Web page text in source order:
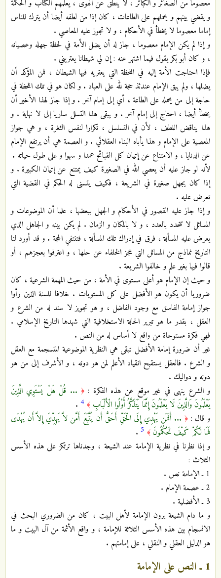
معصوما من الصغائر و الكبائر ، لا ينطق عن الهوى ، يعلمهم الكتاب و الحكمة
و يقضي بينهم و يحملهم على الطاعات ، كان إذا من لطفه أيضا أن يترك للناس
إماما معصوما لا يخطأ في الأحكام ، و لا تجوز عليه المعاصي .
و إذا لم يكن الإمام معصوما ، جاز له أن يضل الأمة في لحظة جهله وعصيانه
، و كان أبو بكر يقول فيما اشتهر عنه : إن لي شيطانا يعتريني .
فإذا احتاجت الأمة إليه في اللحظة التي يعتريه فيها الشيطان ، فمن المؤكد أن
يضلها ، ولم يبق الإمام عندئذ حجة لله على العباد . و لكان هو في تلك اللحظة في
حاجة إلى من يحمله على الطاعة ، أي إلى إمام آخر . و إذا جاز لهذا الأخير أن
يخطأ أيضا ، احتاج إلى إمام آخر . و يبقى هذا التسلل ساريا إلى لا نهاية . و
هذا يناقض اللطف ، لأن في التسلسل ، تكرارا لنفس الثغرة ، و هي جواز
المعصية على الإمام و هذا يأباه البناء العقلائي . و العصمة هي أن يرتفع الإمام
عن الدنايا ، و الامتناع عن إتيان كل القبائح عمدا و سهوا و على طول حياته .
لأنه لو جاز عليه أن يعصي الله في الصغيرة كيف يمتنع عن إتيان الكبيرة . و
إذا كان يجهل صغيرة في الشريعة ، فكيف يتسنى له الحكم في القضية التي
تعرض عليه .
و إذا جاز عليه القصور في الأحكام و الجهل ببعضها ، علما أن الموضوعات و
المسائل لا تتحدد بالعدد ، و لا بالمكان و الزمان . لم يكن بينه و الجاهل الذي
يعرض عليه المسألة ، فرق في إدراك تلك المسألة ، فتنتفي الحجة . و قد أورد لنا
التاريخ نماذج من المسائل التي عجز الخلفاء عن حلها ، و اعترفوا بعجزهم ، أو
قالوا فيها بغير علم و خالفوا الشريعة .
و حيث إن الإمام هو أعلى مستوى في الأمة ، من حيث المهمة الشرعية ، كان
ضروريا أن يكون هو الأفضل على كل المستويات . خلافا للسنة الذين رأوا
جواز إمامة الفاسق مع وجود الفاضل ، و هو تجويز لا سند له من الشرع و
العقل ، بقدر ما هو تبرير الحالة الاستخلافية التي شهدها التاريخ الإسلامي .
فهي فكرة مستوحاة من واقع لا أساس له من النص .
غير أن ضرورة إمامة الأفضل تبقى هي النظرية الموضوعية المنسجمة مع العقل
و الشرع . فالعقل يستقبح انقياد الأعلم لمن هو دونه ، و الأشرف إلى من هو
دونه و دواليك .
و الشرع ينهى في غير موقع عن هذه الفكرة : ﴿ ... قُلْ هَلْ يَسْتَوِي الَّذِينَ
يَعْلَمُونَ وَالَّذِينَ لَا يَعْلَمُونَ إِنَّمَا يَتَذَكَّرُ أُوْلُوا الْأَلْبَابِ ﴾ 4
.
و قال : ﴿ ... أَفَمَن يَهْدِي إِلَى الْحَقِّ أَحَقُّ أَن يُتَّبَعَ أَمَّن لاَّ يَهِدِّيَ إِلاَّ أَن يُهْدَى
فَمَا لَكُمْ كَيْفَ تَحْكُمُونَ ﴾ 5
.
و إذا نظرنا في نظرية الإمامة عند الشيعة ، وجدناها ترتكز على هذه الأسس
الثلاث :
1 ـ الإمامة نص .
2 ـ عصمة الإمام .
3 ـ الأفضلية .
و ما دام الشيعة يرون الإمامة لأهل البيت ، كان من الضروري البحث في
الانسجام بين هذه الأسس الثلاثة للإمامة ، و واقع الأئمة من آل البيت و ما
هو الدليل العقلي و النقلي ، على إمامتهم .
1 ـ النص على الإمامة